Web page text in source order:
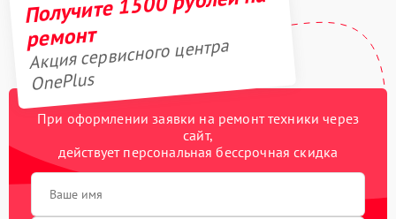
ремонт
Акция сервисного центра
OnePlus
При оформлении заявки на ремонт техники через
сайт,
действует персональная бессрочная скидка